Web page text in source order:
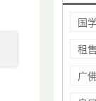
国
租售
广